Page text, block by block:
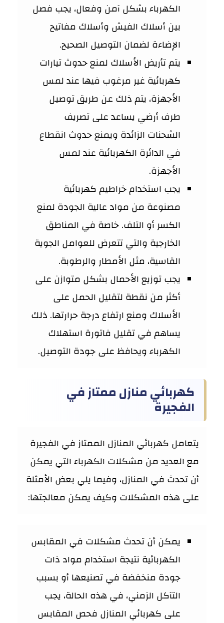
الكهرباء بشكل آمن وفعال، يجب فصل
بين أسلاك الفيش وأسلاك مفاتيح
الإضاءة لضمان التوصيل الصحيح.
يتم تأريض الأسلاك لمنع حدوث تيارات
كهربائية غير مرغوب فيها عند لمس
الأجهزة، يتم ذلك عن طريق توصيل
طرف أرضي يساعد على تصريف
الشحنات الزائدة ويمنع حدوث انقطاع
في الدائرة الكهربائية عند لمس
الأجهزة.
يجب استخدام خراطيم كهربائية
مصنوعة من مواد عالية الجودة لمنع
الكسر أو التلف. خاصة في المناطق
الخارجية والتي تتعرض للعوامل الجوية
القاسية، مثل الأمطار والرطوبة.
يجب توزيع الأحمال بشكل متوازن على
أكثر من نقطة لتقليل الحمل على
الأسلاك ومنع ارتفاع درجة حرارتها. ذلك
يساهم في تقليل فاتورة استهلاك
الكهرباء ويحافظ على جودة التوصيل.
كهربائي منازل ممتاز في
الفجيرة
يتعامل كهربائي المنازل الممتاز في الفجيرة
مع العديد من مشكلات الكهرباء التي يمكن
أن تحدث في المنازل، وفيما يلي بعض الأمثلة
على هذه المشكلات وكيف يمكن معالجتها:
يمكن أن تحدث مشكلات في المقابس
الكهربائية نتيجة استخدام مواد ذات
جودة منخفضة في تصنيعها أو بسبب
التآكل الزمني، في هذه الحالة، يجب
على كهربائي المنازل فحص المقابس